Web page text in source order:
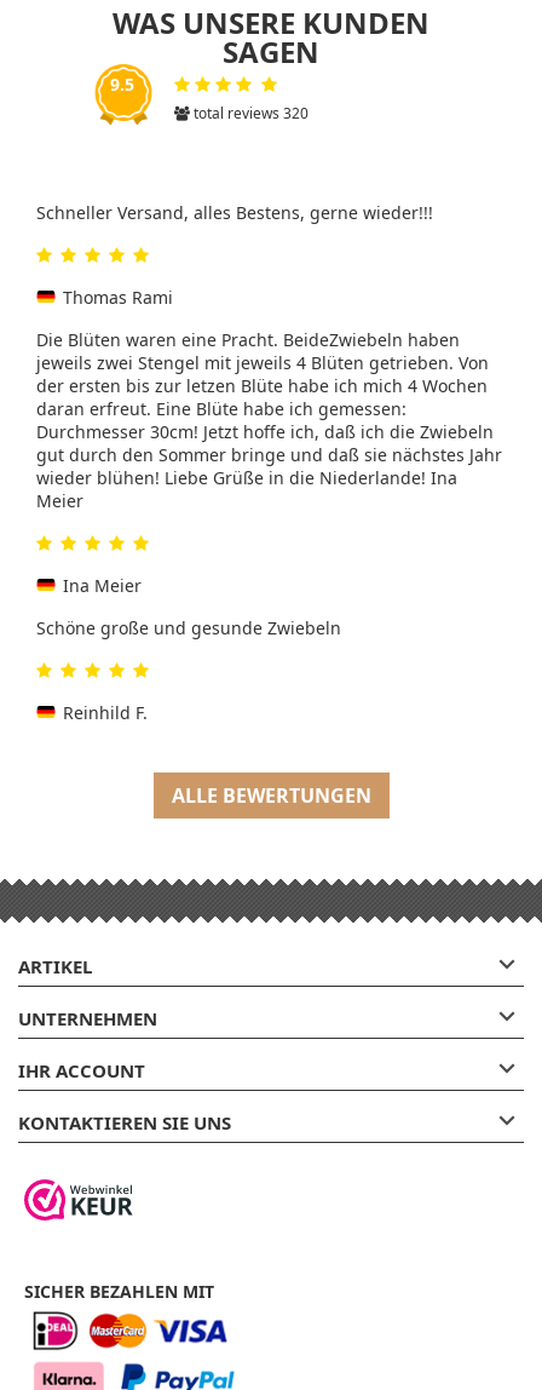
WAS UNSERE KUNDEN
SAGEN
9.5
total reviews 320
Schneller Versand, alles Bestens, gerne wieder!!!
Thomas Rami
Die Blüten waren eine Pracht. BeideZwiebeln haben
jeweils zwei Stengel mit jeweils 4 Blüten getrieben. Von
der ersten bis zur letzen Blüte habe ich mich 4 Wochen
daran erfreut. Eine Blüte habe ich gemessen:
Durchmesser 30cm! Jetzt hoffe ich, daß ich die Zwiebeln
gut durch den Sommer bringe und daß sie nächstes Jahr
wieder blühen! Liebe Grüße in die Niederlande! Ina
Meier
Ina Meier
Schöne große und gesunde Zwiebeln
Reinhild F.
ALLE BEWERTUNGEN
ARTIKEL 
UNTERNEHMEN 
IHR ACCOUNT 
KONTAKTIEREN SIE UNS 
SICHER BEZAHLEN MIT